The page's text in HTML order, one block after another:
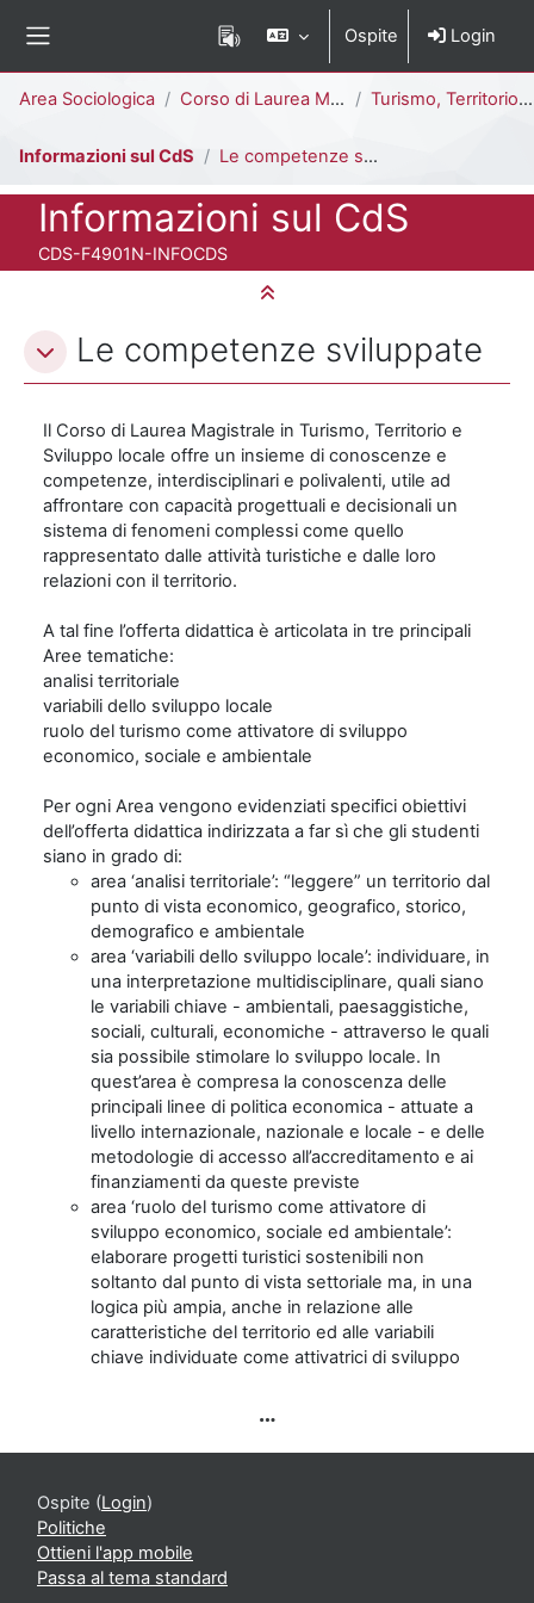
Ospite Login
Area Sociologica Corso di Laurea Magistrale Turismo, Territorio e Sviluppo Locale [F4902N - F4901N]
Informazioni sul CdS Le competenze sviluppate
Titolo del corso
Informazioni sul CdS
Codice identificativo del corso
CDS-F4901N-INFOCDS
Schema della sezione
Minimizza tutto
Le competenze sviluppate
Il Corso di Laurea Magistrale in Turismo, Territorio e
Sviluppo locale offre un insieme di conoscenze e
competenze, interdisciplinari e polivalenti, utile ad
affrontare con capacità progettuali e decisionali un
sistema di fenomeni complessi come quello
rappresentato dalle attività turistiche e dalle loro
relazioni con il territorio.
A tal fine l’offerta didattica è articolata in tre principali
Aree tematiche:
analisi territoriale
variabili dello sviluppo locale
ruolo del turismo come attivatore di sviluppo
economico, sociale e ambientale
Per ogni Area vengono evidenziati specifici obiettivi
dell’offerta didattica indirizzata a far sì che gli studenti
siano in grado di:
area ‘analisi territoriale’: “leggere” un territorio dal
punto di vista economico, geografico, storico,
demografico e ambientale
area ‘variabili dello sviluppo locale’: individuare, in
una interpretazione multidisciplinare, quali siano
le variabili chiave - ambientali, paesaggistiche,
sociali, culturali, economiche - attraverso le quali
sia possibile stimolare lo sviluppo locale. In
quest’area è compresa la conoscenza delle
principali linee di politica economica - attuate a
livello internazionale, nazionale e locale - e delle
metodologie di accesso all’accreditamento e ai
finanziamenti da queste previste
area ‘ruolo del turismo come attivatore di
sviluppo economico, sociale ed ambientale’:
elaborare progetti turistici sostenibili non
soltanto dal punto di vista settoriale ma, in una
logica più ampia, anche in relazione alle
caratteristiche del territorio ed alle variabili
chiave individuate come attivatrici di sviluppo
Ospite (Login)
Politiche
Ottieni l'app mobile
Passa al tema standard